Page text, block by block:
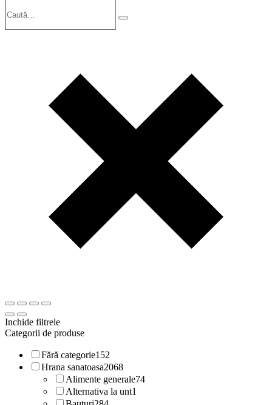
Search
Inchide filtrele
Categorii de produse
Fără categorie152
Hrana sanatoasa2068
Alimente generale74
Alternativa la unt1